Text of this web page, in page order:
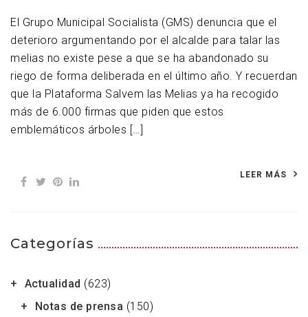
El Grupo Municipal Socialista (GMS) denuncia que el
deterioro argumentando por el alcalde para talar las
melias no existe pese a que se ha abandonado su
riego de forma deliberada en el último año. Y recuerdan
que la Plataforma Salvem las Melias ya ha recogido
más de 6.000 firmas que piden que estos
emblemáticos árboles […]
LEER MÁS
Categorías
Actualidad (623)
Notas de prensa (150)